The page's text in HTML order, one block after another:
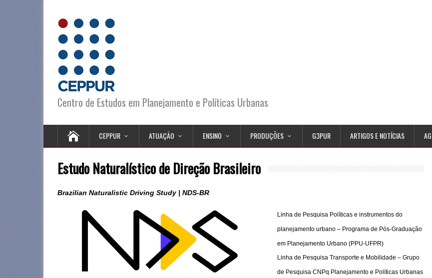
Centro de Estudos em Planejamento e Políticas Urbanas
CEPPUR ATUAÇÃO ENSINO PRODUÇÕES G3PUR ARTIGOS E NOTÍCIAS
Estudo Naturalístico de Direção Brasileiro
Brazilian Naturalistic Driving Study | NDS-BR
Linha de Pesquisa Políticas e instrumentos do
planejamento urbano – Programa de Pós-Graduação
em Planejamento Urbano (PPU-UFPR)
Linha de Pesquisa Transporte e Mobilidade – Grupo
de Pesquisa CNPq Planejamento e Políticas Urbanas